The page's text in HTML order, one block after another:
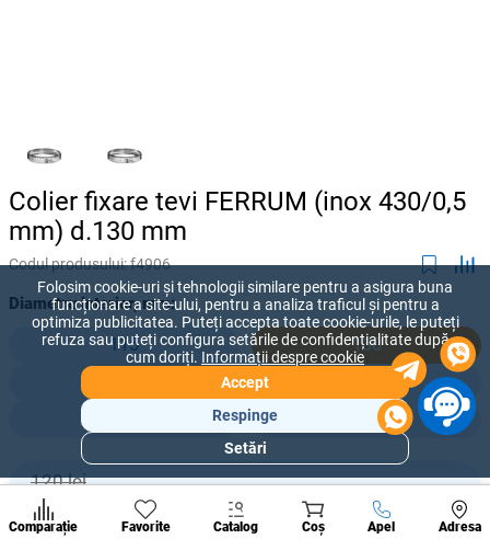
Colier fixare tevi FERRUM (inox 430/0,5
mm) d.130 mm
Codul produsului:f4906
Diametru interior, mm:
115
130
280
120 lei
107 +
Comparație Favorite Catalog Coș Apel Adresa
A suna
populare
de
Folosim cookie-uri și tehnologii similare pentru a asigura buna
funcționare a site-ului, pentru a analiza traficul și pentru a
optimiza publicitatea. Puteți accepta toate cookie-urile, le puteți
refuza sau puteți configura setările de confidențialitate după
cum doriți. Informații despre cookie
Accept
Respinge
Setări